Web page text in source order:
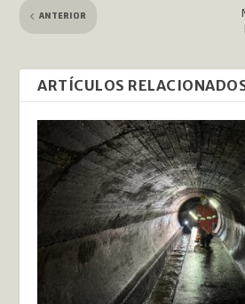
ANTERIOR
ARTÍCULOS